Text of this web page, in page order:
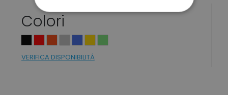
Colori
VERIFICA DISPONIBILITÁ
STRETTAMENTE NECESSARI